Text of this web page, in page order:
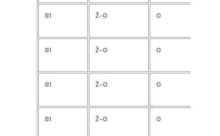
81 Ž-0 0
81 Ž-0 0
81 Ž-0 0
81 Ž-0 0